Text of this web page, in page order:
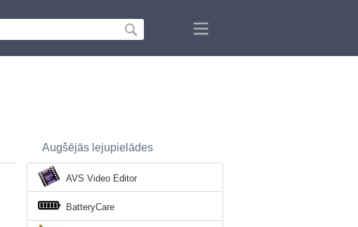
Augšējās lejupielādes
AVS Video Editor
BatteryCare